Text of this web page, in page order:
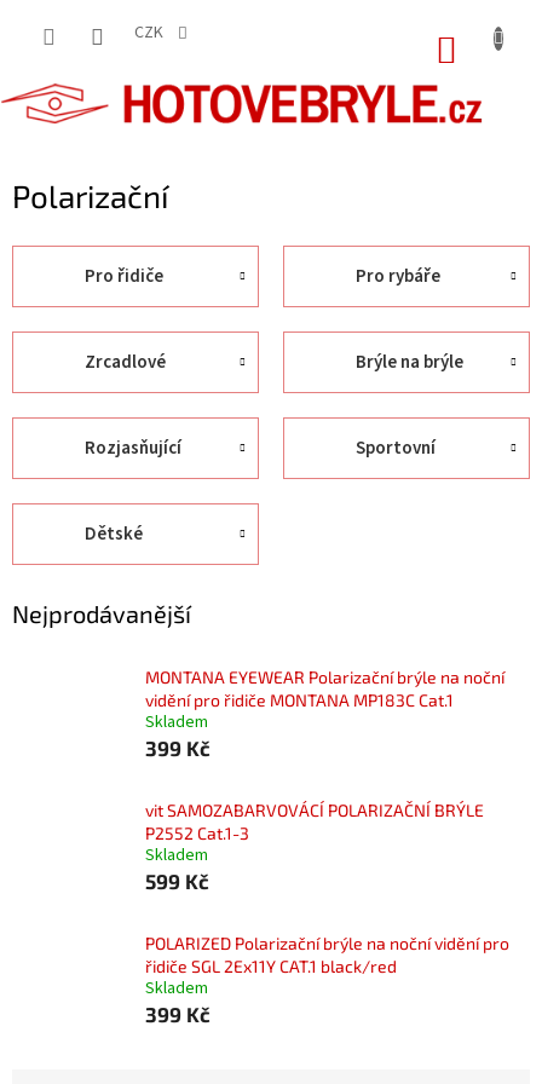
CZK
Polarizační
Pro řidiče Pro rybáře
Zrcadlové Brýle na brýle
Rozjasňující Sportovní
Dětské
Nejprodávanější
MONTANA EYEWEAR Polarizační brýle na noční
vidění pro řidiče MONTANA MP183C Cat.1
Skladem
399 Kč
vit SAMOZABARVOVÁCÍ POLARIZAČNÍ BRÝLE
P2552 Cat.1-3
Skladem
599 Kč
POLARIZED Polarizační brýle na noční vidění pro
řidiče SGL 2Ex11Y CAT.1 black/red
Skladem
399 Kč